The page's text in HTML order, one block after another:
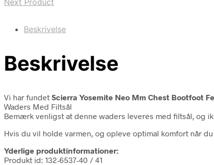
Beskrivelse
Beskrivelse
Vi har fundet Scierra Yosemite Neo Mm Chest Bootfoot
Waders Med Filtsål
Bemærk venligst at denne waders leveres med filtsål, og
Hvis du vil holde varmen, og opleve optimal komfort når
Yderlige produktinformationer:
Produkt id: 132-6537-40 / 41